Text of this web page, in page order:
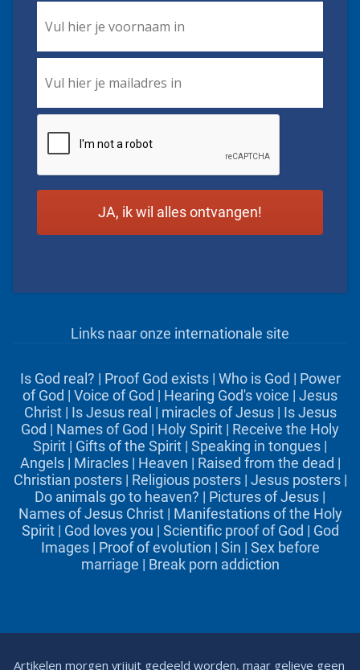
Name *
Links naar onze internationale site
Is God real? | Proof God exists| Who is God | Power
of God | Voice of God | Hearing God's voice | Jesus
Christ| Is Jesus real | miracles of Jesus| Is Jesus
God | Names of God | Holy Spirit | Receive the Holy
Spirit | Gifts of the Spirit | Speaking in tongues |
Angels| Miracles| Heaven | Raised from the dead |
Christian posters| Religious posters| Jesus posters|
Do animals go to heaven? | Pictures of Jesus |
Names of Jesus Christ| Manifestations of the Holy
Spirit| God loves you | Scientific proof of God | God
Images| Proof of evolution | Sin | Sex before
marriage | Break porn addiction
Artikelen morgen vrijuit gedeeld worden, maar gelieve geen